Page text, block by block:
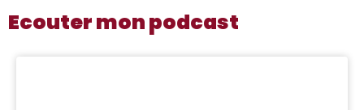
Ecouter mon podcast